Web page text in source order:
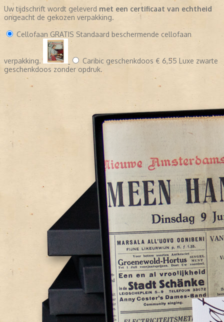
Uw tijdschrift wordt geleverd met een certificaat van echtheid
ongeacht de gekozen verpakking.
Cellofaan GRATIS Standaard beschermende cellofaan
verpakking. Caribic geschenkdoos € 6,55 Luxe zwarte
geschenkdoos zonder opdruk.